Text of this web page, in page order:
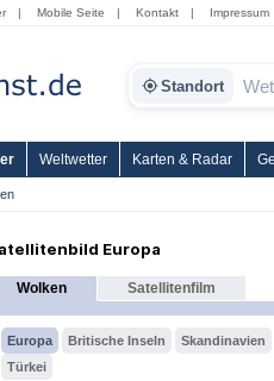
| Mobile Seite | Kontakt | Impressum
Standort
Weltwetter Karten & Radar
Europa
Wolken Satellitenfilm
Europa Britische Inseln
Skandinavien
Türkei